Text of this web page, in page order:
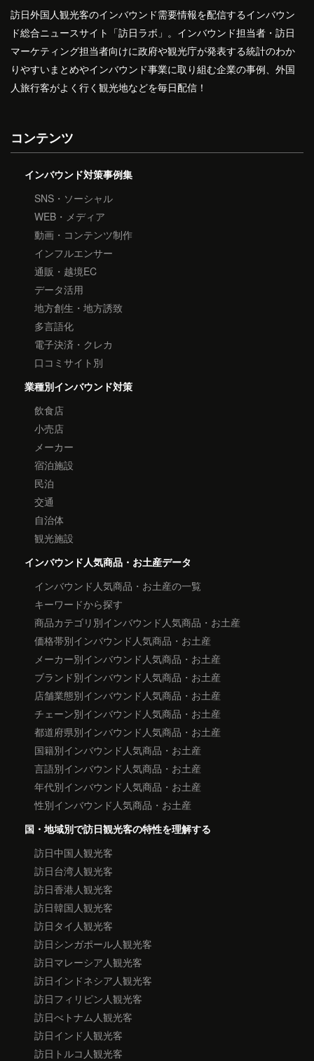
訪日外国人観光客のインバウンド需要情報を配信するインバウン
ド総合ニュースサイト「訪日ラボ」。インバウンド担当者・訪日
マーケティング担当者向けに政府や観光庁が発表する統計のわか
りやすいまとめやインバウンド事業に取り組む企業の事例、外国
人旅行客がよく行く観光地などを毎日配信！
コンテンツ
インバウンド対策事例集
SNS・ソーシャル
WEB・メディア
動画・コンテンツ制作
インフルエンサー
通販・越境EC
データ活用
地方創生・地方誘致
多言語化
電子決済・クレカ
口コミサイト別
業種別インバウンド対策
飲食店
小売店
メーカー
宿泊施設
民泊
交通
自治体
観光施設
インバウンド人気商品・お土産データ
インバウンド人気商品・お土産の一覧
キーワードから探す
商品カテゴリ別インバウンド人気商品・お土産
価格帯別インバウンド人気商品・お土産
メーカー別インバウンド人気商品・お土産
ブランド別インバウンド人気商品・お土産
店舗業態別インバウンド人気商品・お土産
チェーン別インバウンド人気商品・お土産
都道府県別インバウンド人気商品・お土産
国籍別インバウンド人気商品・お土産
言語別インバウンド人気商品・お土産
年代別インバウンド人気商品・お土産
性別インバウンド人気商品・お土産
国・地域別で訪日観光客の特性を理解する
訪日中国人観光客
訪日台湾人観光客
訪日香港人観光客
訪日韓国人観光客
訪日タイ人観光客
訪日シンガポール人観光客
訪日マレーシア人観光客
訪日インドネシア人観光客
訪日フィリピン人観光客
訪日べトナム人観光客
訪日インド人観光客
訪日トルコ人観光客